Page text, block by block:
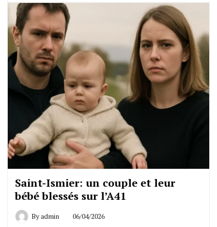
Saint-Ismier: un couple et leur
bébé blessés sur l’A41
Byadmin 06/04/2026